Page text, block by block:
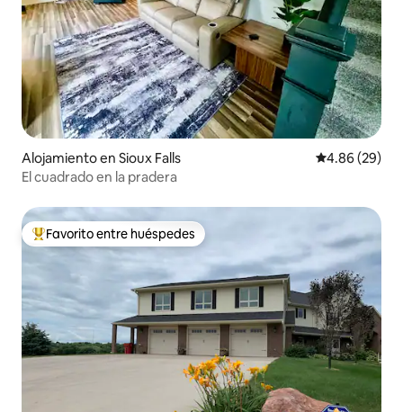
Alojamiento en Sioux Falls Calificación
4.86 (29)
El cuadrado en la pradera
Favorito entre huéspedes preferido
Favorito entre huéspedes